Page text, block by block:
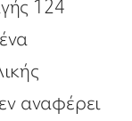
124
αναφέρει